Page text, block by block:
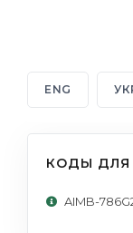
ENG
КОДЫ ДЛЯ
AIMB-